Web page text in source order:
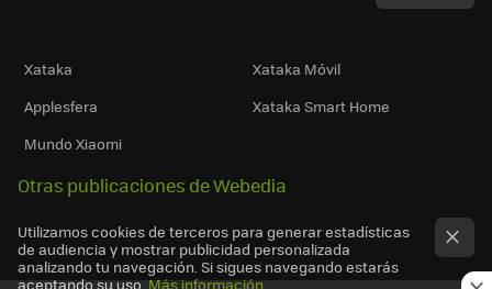
Xataka
Xataka Móvil
Applesfera
Xataka Smart Home
Mundo Xiaomi
Otras publicaciones de Webedia
Utilizamos cookies de terceros para generar estadísticas
de audiencia y mostrar publicidad personalizada
analizando tu navegación. Si sigues navegando estarás
aceptando su uso. Más información